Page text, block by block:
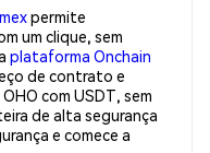
permite
um clique, sem
plataforma Onchain
de contrato e
com USDT, sem
de alta segurança
e comece a